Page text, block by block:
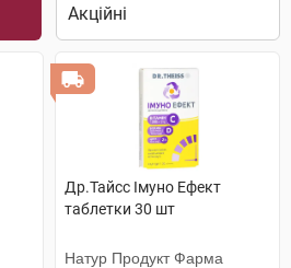
Др.Тайсс Імуно Ефект
таблетки 30 шт
Натур Продукт Фарма